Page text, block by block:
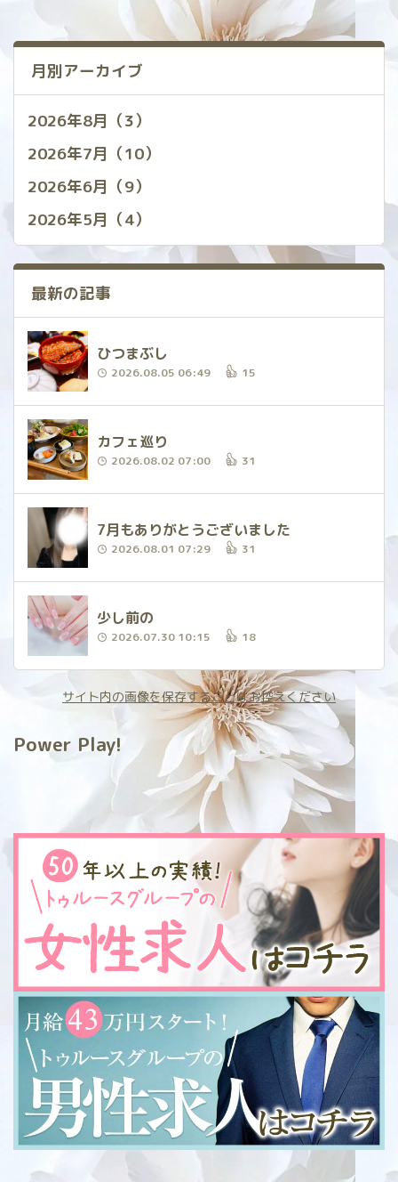
月別アーカイブ
2026年8月（3）
2026年7月（10）
2026年6月（9）
2026年5月（4）
最新の記事
ひつまぶし
2026.08.05 06:49 15
カフェ巡り
2026.08.02 07:00 31
7月もありがとうございました
2026.08.01 07:29 31
少し前の
2026.07.30 10:15 18
サイト内の画像を保存することはお控えください
Power Play!